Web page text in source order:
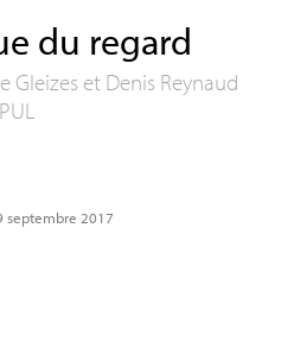
du regard
Gleizes et Denis Reynaud
PUL
septembre 2017